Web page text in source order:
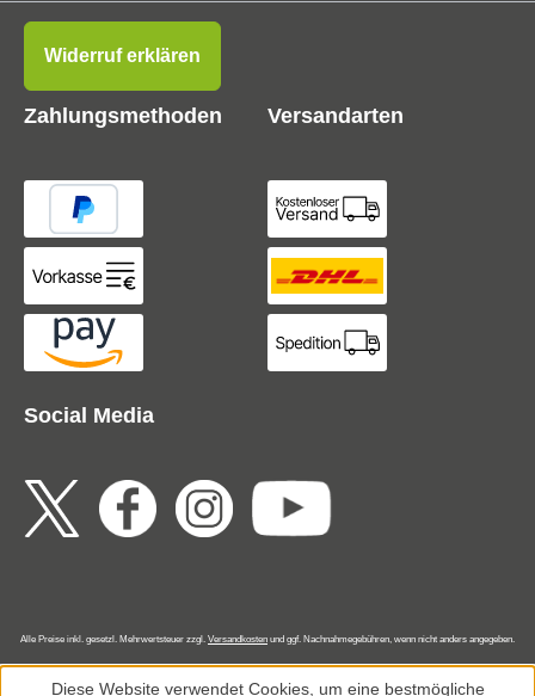
Social Media
Widerruf erklären
Zahlungsmethoden Versandarten
Alle Preise inkl. gesetzl. Mehrwertsteuer zzgl. Versandkosten und ggf. Nachnahmegebühren, wenn nicht anders angegeben.
Diese Website verwendet Cookies, um eine bestmögliche